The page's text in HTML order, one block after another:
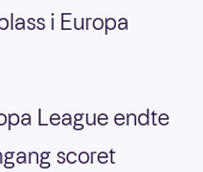
i Europa
League endte
scoret